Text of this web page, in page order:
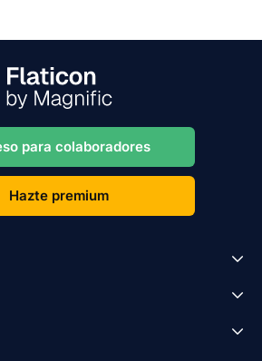
para colaboradores
Hazte premium